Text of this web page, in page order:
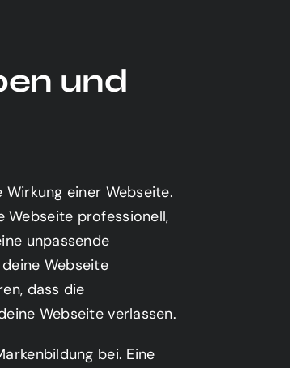
und
einer Webseite.
Webseite professionell,
unpassende
Webseite
dass die
Webseite verlassen.
bei. Eine